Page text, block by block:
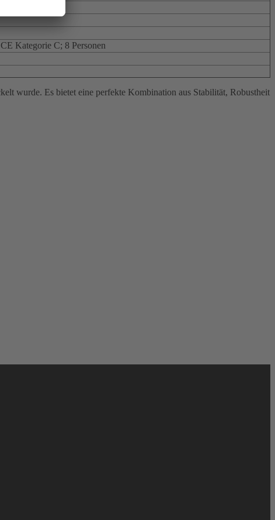
Kategorie C; 8 Personen
wurde. Es bietet eine perfekte Kombination aus Stabilität, Robustheit